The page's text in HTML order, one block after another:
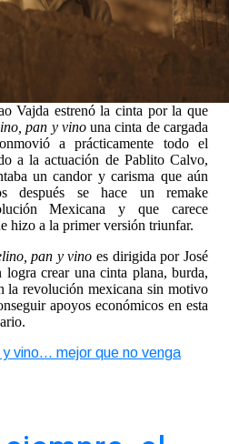
Vajda estrenó la cinta por la que
pan y vinouna cinta de cargada
a prácticamente todo el
a la actuación de Pablito Calvo,
un candor y carisma que aún
después se hace un remake
Mexicana y que carece
hizo a la primer versión triunfar.
pan y vinoes dirigida por José
crear una cinta plana, burda,
la revolución mexicana sin motivo
apoyos económicos en esta
y vino… mejor que no venga